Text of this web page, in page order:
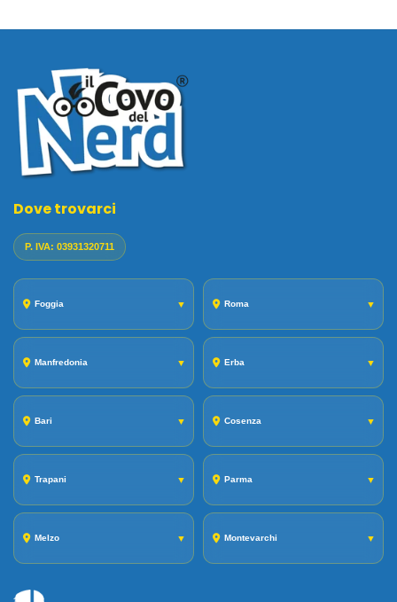
Dove trovarci
P. IVA: 03931320711
Foggia ▼ Roma ▼
Manfredonia ▼ Erba ▼
Bari ▼ Cosenza ▼
Trapani ▼ Parma ▼
Melzo ▼ Montevarchi ▼